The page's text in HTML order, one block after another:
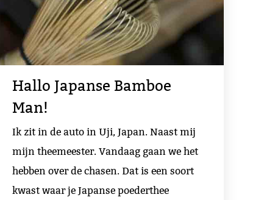
Hallo Japanse Bamboe
Man!
Ik zit in de auto in Uji, Japan. Naast mij
mijn theemeester. Vandaag gaan we het
hebben over de chasen. Dat is een soort
kwast waar je Japanse poederthee